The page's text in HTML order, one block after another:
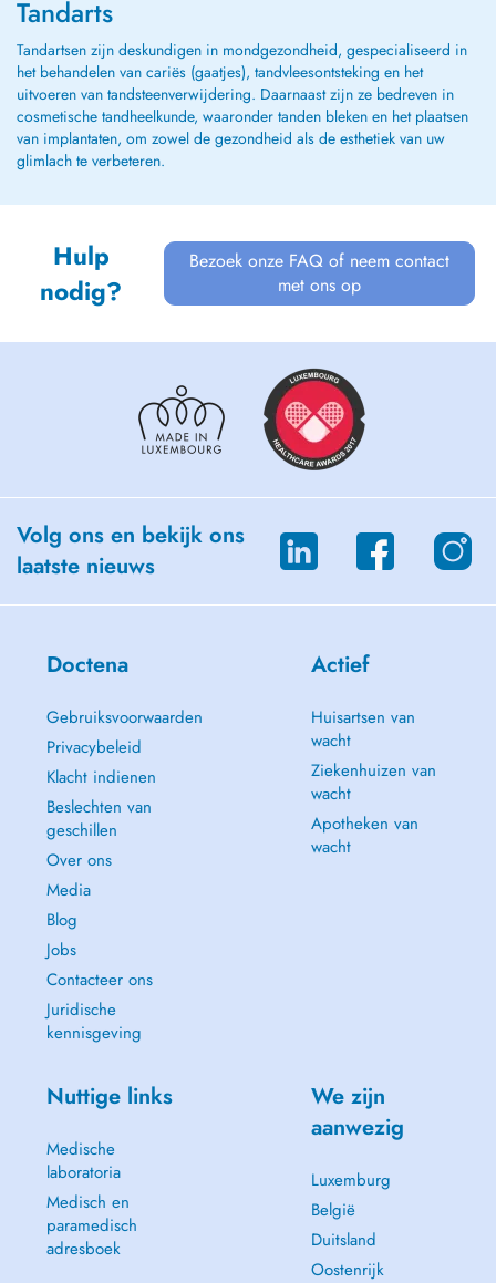
Tandarts
Tandartsen zijn deskundigen in mondgezondheid, gespecialiseerd in
het behandelen van cariës (gaatjes), tandvleesontsteking en het
uitvoeren van tandsteenverwijdering. Daarnaast zijn ze bedreven in
cosmetische tandheelkunde, waaronder tanden bleken en het plaatsen
van implantaten, om zowel de gezondheid als de esthetiek van uw
glimlach te verbeteren.
Hulp
nodig?
Bezoek onze FAQ of neem contact
met ons op
Volg ons en bekijk ons
laatste nieuws
Doctena
Gebruiksvoorwaarden
Privacybeleid
Klacht indienen
Beslechten van
geschillen
Over ons
Media
Blog
Jobs
Contacteer ons
Juridische
kennisgeving
Actief
Huisartsen van
wacht
Ziekenhuizen van
wacht
Apotheken van
wacht
Nuttige links
Medische
laboratoria
Medisch en
paramedisch
adresboek
We zijn
aanwezig
Luxemburg
België
Duitsland
Oostenrijk